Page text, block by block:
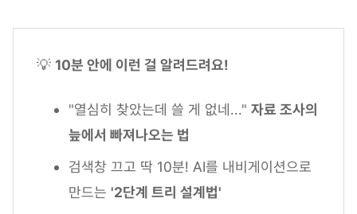
💡 10분 안에 이런 걸 알려드려요!
"열심히 찾았는데 쓸 게 없네..." 자료 조사의
늪에서 빠져나오는 법
검색창 끄고 딱 10분! AI를 내비게이션으로
만드는 '2단계 트리 설계법'